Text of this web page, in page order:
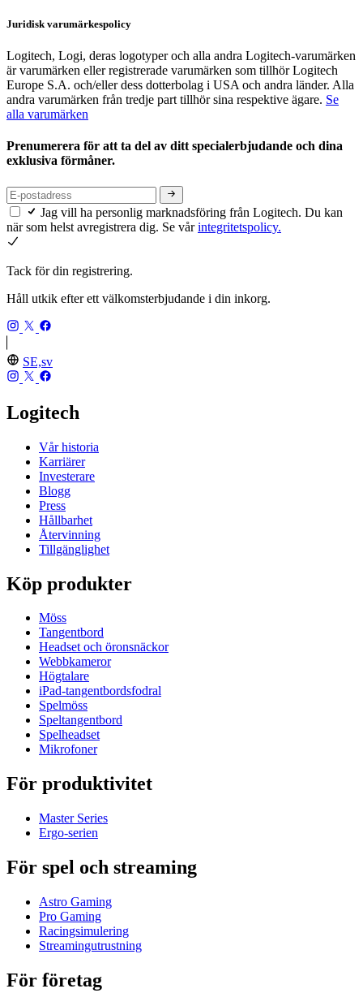
Juridisk varumärkespolicy
Logitech, Logi, deras logotyper och alla andra Logitech-varumärken
är varumärken eller registrerade varumärken som tillhör Logitech
Europe S.A. och/eller dess dotterbolag i USA och andra länder. Alla
andra varumärken från tredje part tillhör sina respektive ägare. Se
alla varumärken
Prenumerera för att ta del av ditt specialerbjudande och dina
exklusiva förmåner.
Jag vill ha personlig marknadsföring från Logitech. Du kan
när som helst avregistrera dig. Se vårintegritetspolicy.
Tack för din registrering.
Håll utkik efter ett välkomsterbjudande i din inkorg.
SE,sv
Logitech
Vår historia
Karriärer
Investerare
Blogg
Press
Hållbarhet
Återvinning
Tillgänglighet
Köp produkter
Möss
Tangentbord
Headset och öronsnäckor
Webbkameror
Högtalare
iPad-tangentbordsfodral
Spelmöss
Speltangentbord
Spelheadset
Mikrofoner
För produktivitet
Master Series
Ergo-serien
För spel och streaming
Astro Gaming
Pro Gaming
Racingsimulering
Streamingutrustning
För företag